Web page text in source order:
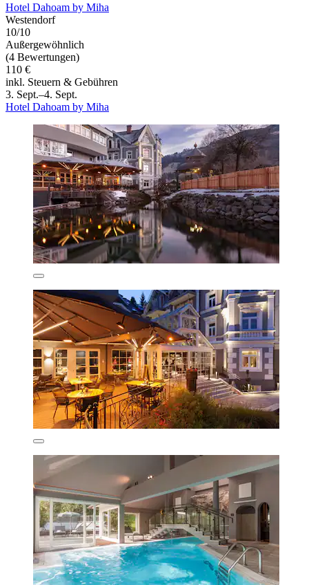
Hotel Dahoam by Miha
Westendorf
10/10
Außergewöhnlich
(4 Bewertungen)
110 €
inkl. Steuern & Gebühren
3. Sept.–4. Sept.
Hotel Dahoam by Miha